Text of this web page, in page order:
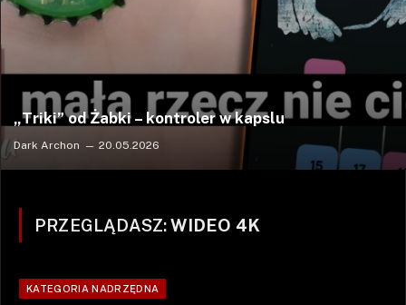
„Triki” od Żabki – kontroler w kapslu
Dark Archon 20.05.2026
PRZEGLĄDASZ:WIDEO 4K
KATEGORIA NADRZĘDNA